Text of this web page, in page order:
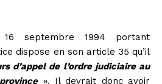
septembre 1994 portant
dispose en son article 35 qu’il
d’appel de l’ordre judiciaire au
». Il devrait donc avoir